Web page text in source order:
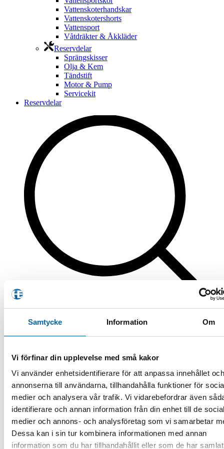
Samtycke Information Om
Vi förfinar din upplevelse med små kakor
Vi använder enhetsidentifierare för att anpassa innehållet och
annonserna till användarna, tillhandahålla funktioner för
medier och analysera vår trafik. Vi vidarebefordrar även
identifierare och annan information från din enhet till de
medier och annons- och analysföretag som vi samarbetar
Dessa kan i sin tur kombinera informationen med annan
information som du har tillhandahållit eller som de har
Vattenskoterhandskar
Vattenskotershorts
Vattensport
Våtdräkter & Åkkläder
Reservdelar
Sprängskisser
Olja & Kem
Tändstift
Motor & Pump
Servicekit
Reservdelar
Produktsökning
ATV /ATV-Tillbehör / Förvaringsboxar & Väskor /Sida 6
Visar 151–180 av 224 resultatSortera efter senaste
Filtrera produkter